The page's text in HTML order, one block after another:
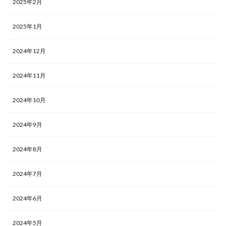
2025年2月
2025年1月
2024年12月
2024年11月
2024年10月
2024年9月
2024年8月
2024年7月
2024年6月
2024年5月